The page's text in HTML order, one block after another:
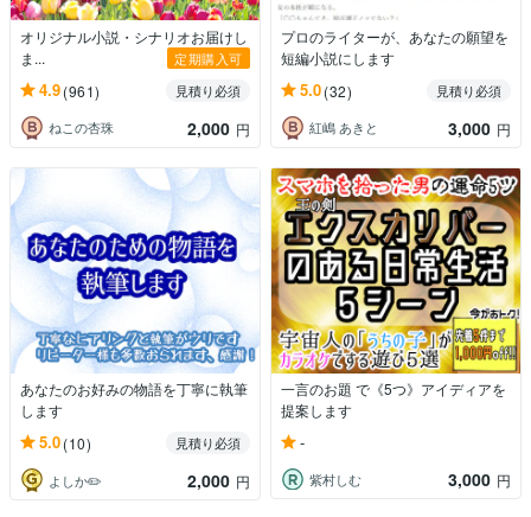
オリジナル小説・シナリオお届けし
ま...
定期購入可
4.9(961)
見積り必須
ねこの杏珠
2,000 円
プロのライターが、あなたの願望を
短編小説にします
5.0(32)
見積り必須
紅嶋 あきと
3,000 円
あなたのお好みの物語を丁寧に執筆
します
5.0(10)
見積り必須
よしか✏️
2,000 円
一言のお題 で《5つ》アイディアを
提案します
-
紫村しむ 3,000 円